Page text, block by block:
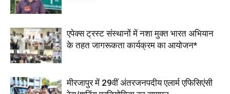
एपेक्स ट्रस्ट संस्थानों में नशा मुक्त भारत अभियान
के तहत जागरूकता कार्यक्रम का आयोजन*
मीरजापुर में 29वीं अंतरजनपदीय एलार्म एफिसिएंसी